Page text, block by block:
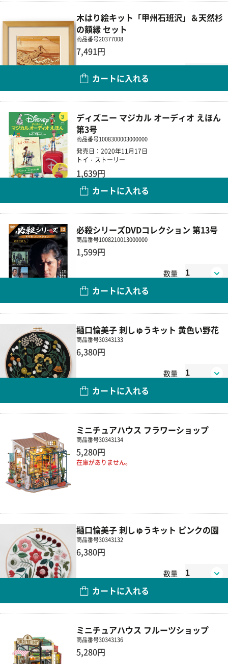
木はり絵キット「甲州石班沢」＆天然杉
の額縁 セット
商品番号20377008
7,491円
カートに入れる
ディズニー マジカル オーディオ えほん
第3号
商品番号1008300003000000
発売日：2020年11月17日
トイ・ストーリー
1,639円
カートに入れる
必殺シリーズDVDコレクション 第13号
商品番号1008210013000000
1,599円
数量
カートに入れる
樋口愉美子 刺しゅうキット 黄色い野花
商品番号30343133
6,380円
数量
カートに入れる
ミニチュアハウス フラワーショップ
商品番号30343134
5,280円
在庫がありません。
樋口愉美子 刺しゅうキット ピンクの園
商品番号30343132
6,380円
数量
カートに入れる
ミニチュアハウス フルーツショップ
商品番号30343136
5,280円